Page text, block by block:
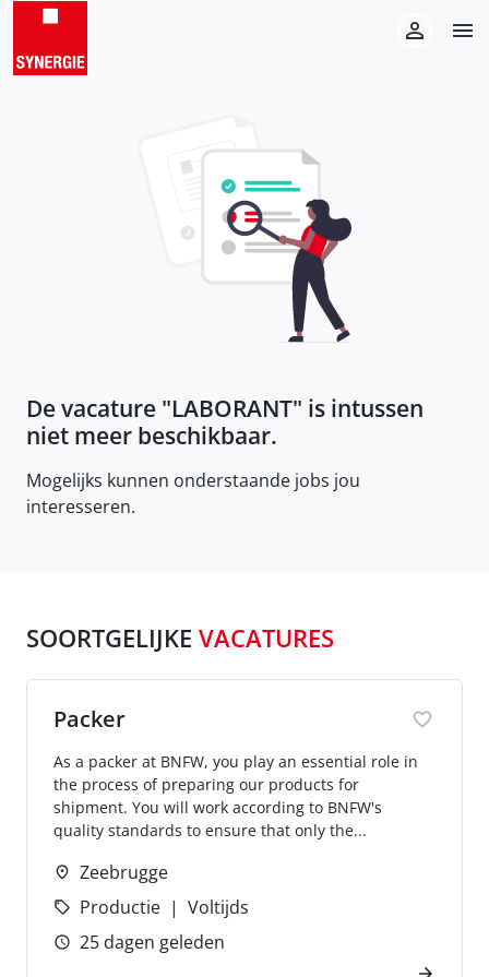
De vacature "LABORANT" is intussen
niet meer beschikbaar.
Mogelijks kunnen onderstaande jobs jou
interesseren.
SOORTGELIJKE VACATURES
Packer
As a packer at BNFW, you play an essential role in
the process of preparing our products for
shipment. You will work according to BNFW's
quality standards to ensure that only the...
Zeebrugge
Productie
Voltijds
25 dagen geleden